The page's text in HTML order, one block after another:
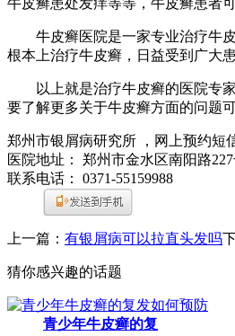
牛皮癣患处发痒等等，牛皮癣患者
牛皮癣医院是一家专业治疗牛皮
根本上治疗牛皮癣，日益受到广大患
以上就是治疗牛皮癣的医院专家
要了解更多关于牛皮癣方面的问题
郑州市银屑病研究所 ，网上预约短
医院地址： 郑州市金水区南阳路
联系电话： 0371-55159988
上一篇： 有银屑病可以拉直头发吗
猜你感兴趣的话题
青少年牛皮癣的复